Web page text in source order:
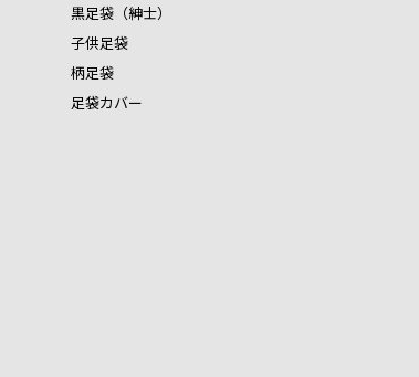
黒足袋（紳士）
子供足袋
柄足袋
足袋カバー